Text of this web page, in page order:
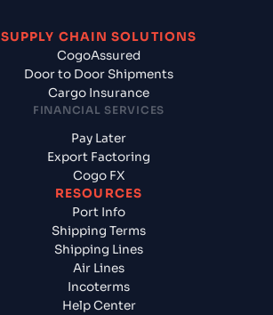
SUPPLY CHAIN SOLUTIONS
CogoAssured
Door to Door Shipments
Cargo Insurance
FINANCIAL SERVICES
Pay Later
Export Factoring
Cogo FX
RESOURCES
Port Info
Shipping Terms
Shipping Lines
Air Lines
Incoterms
Help Center